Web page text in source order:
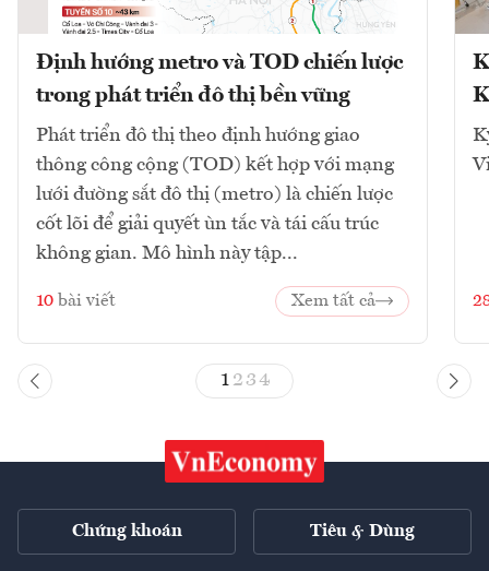
Định hướng metro và TOD chiến lược
trong phát triển đô thị bền vững
Phát triển đô thị theo định hướng giao
thông công cộng (TOD) kết hợp với mạng
lưới đường sắt đô thị (metro) là chiến lược
cốt lõi để giải quyết ùn tắc và tái cấu trúc
không gian. Mô hình này tập...
10 bài viết Xem tất cả
1 23 4
Chứng khoán Tiêu & Dùng